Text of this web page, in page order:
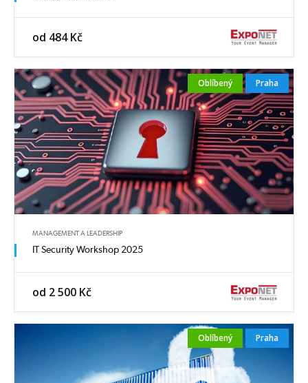
od 484 Kč
Oblíbený Praha
MANAGEMENT A LEADERSHIP
IT Security Workshop 2025
od 2 500 Kč
Oblíbený Praha